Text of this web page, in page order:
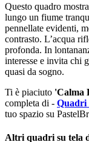
Questo quadro
lungo un fiume
pennellate evidenti,
contrasto. L’acqua
profonda. In
interesse e invita chi
quasi da sogno.
Ti è piaciuto 'Calma
completa di - Quadri
tuo spazio su
Altri quadri su tela